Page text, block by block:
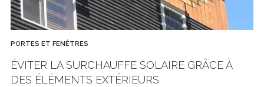
PORTES ET FENÊTRES
ÉVITER LA SURCHAUFFE SOLAIRE GRÂCE À
DES ÉLÉMENTS EXTÉRIEURS